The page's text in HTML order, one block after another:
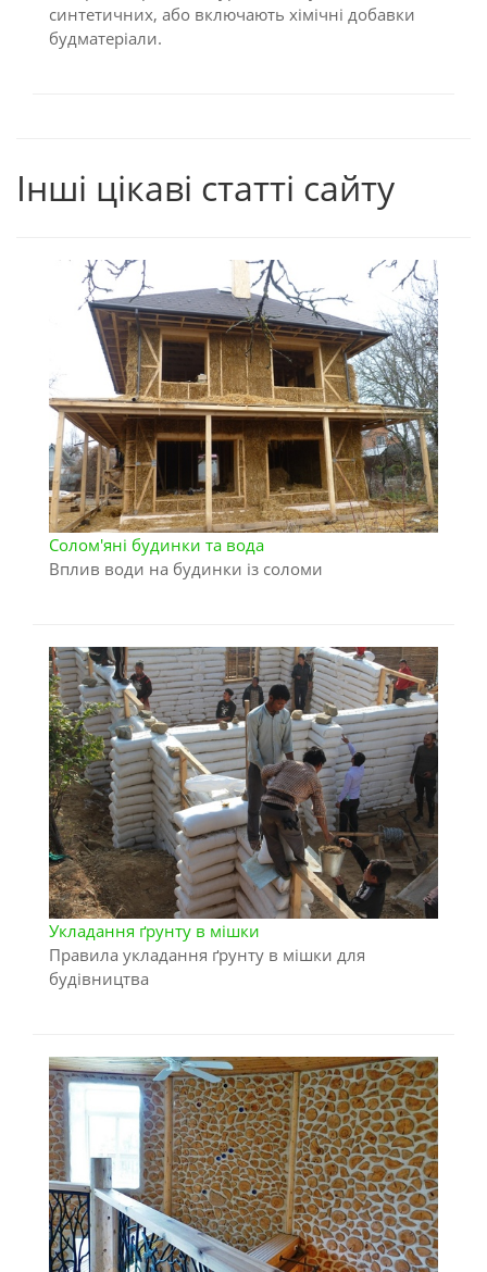
синтетичних, або включають хімічні добавки
будматеріали.
Інші цікаві статті сайту
Солом'яні будинки та вода
Вплив води на будинки із соломи
Укладання ґрунту в мішки
Правила укладання ґрунту в мішки для
будівництва